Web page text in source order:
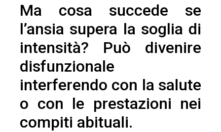
Ma cosa succede se
l’ansia supera la soglia di
intensità? Può divenire
disfunzionale
interferendo con la salute
o con le prestazioni nei
compiti abituali.